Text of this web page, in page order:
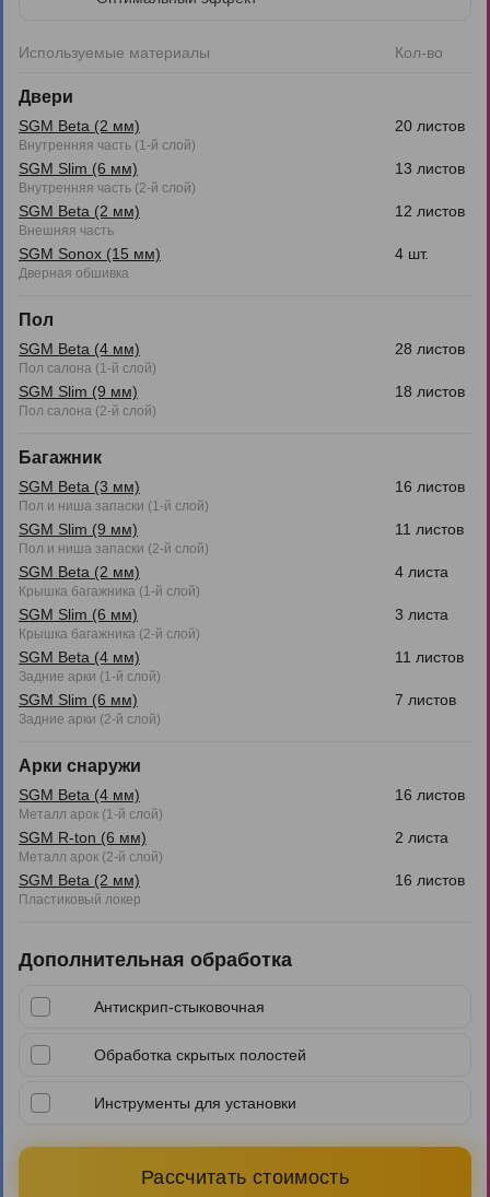
Используемые материалы Кол-во
Двери
Внутренняя часть (1-й слой)
SGM Beta (2 мм) 20 листов
Внутренняя часть (2-й слой)
SGM Slim (6 мм) 13 листов
Внешняя часть
SGM Beta (2 мм) 12 листов
Дверная обшивка
SGM Sonox (15 мм) 4 шт.
Пол
Пол салона (1-й слой)
SGM Beta (4 мм) 28 листов
Пол салона (2-й слой)
SGM Slim (9 мм) 18 листов
Багажник
Пол и ниша запаски (1-й слой)
SGM Beta (3 мм) 16 листов
Пол и ниша запаски (2-й слой)
SGM Slim (9 мм) 11 листов
Крышка багажника (1-й слой)
SGM Beta (2 мм) 4 листа
Крышка багажника (2-й слой)
SGM Slim (6 мм) 3 листа
Задние арки (1-й слой)
SGM Beta (4 мм) 11 листов
Задние арки (2-й слой)
SGM Slim (6 мм) 7 листов
Арки снаружи
Металл арок (1-й слой)
SGM Beta (4 мм) 16 листов
Металл арок (2-й слой)
SGM R-ton (6 мм) 2 листа
Пластиковый локер
SGM Beta (2 мм) 16 листов
Дополнительная обработка
Антискрип-стыковочная
Обработка скрытых полостей
Инструменты для установки
Рассчитать стоимость